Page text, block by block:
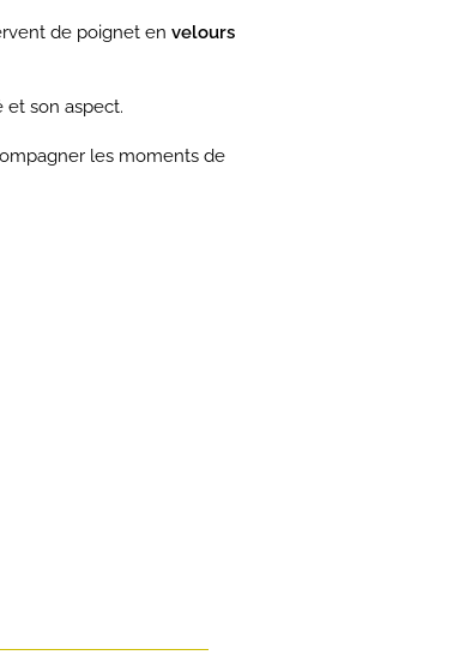
de poignet en velours
et son aspect.
les moments de